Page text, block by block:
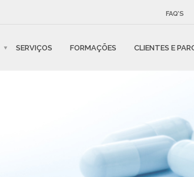
FAQ’S
SERVIÇOS FORMAÇÕES CLIENTES E